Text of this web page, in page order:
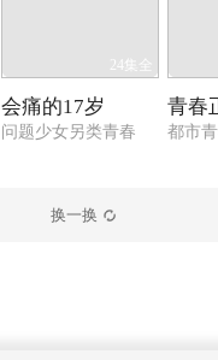
24集全
会痛的17岁
问题少女另类青春
青春
都市
换一换